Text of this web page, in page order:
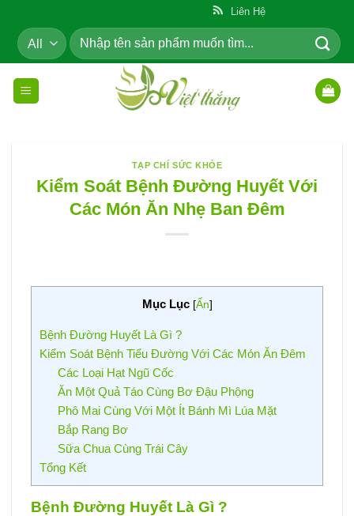
content
Liên Hệ
Tìm
kiếm:
TẠP CHÍ SỨC KHỎE
Kiểm Soát Bệnh Đường Huyết Với
Các Món Ăn Nhẹ Ban Đêm
Mục Lục [Ẩn]
Bệnh Đường Huyết Là Gì ?
Kiểm Soát Bệnh Tiểu Đường Với Các Món Ăn Đêm
Các Loại Hạt Ngũ Cốc
Ăn Một Quả Táo Cùng Bơ Đậu Phộng
Phô Mai Cùng Với Một Ít Bánh Mì Lúa Mặt
Bắp Rang Bơ
Sữa Chua Cùng Trái Cây
Tổng Kết
Bệnh Đường Huyết Là Gì ?